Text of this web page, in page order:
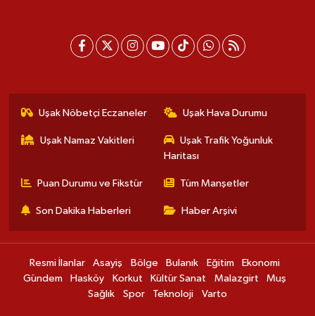
Uşak Nöbetçi Eczaneler Uşak Hava Durumu
Uşak Namaz Vakitleri
Uşak Trafik Yoğunluk
Haritası
Puan Durumu ve Fikstür Tüm Manşetler
Son Dakika Haberleri Haber Arşivi
Resmi İlanlar Asayiş Bölge Bulanık Eğitim
Ekonomi
Gündem
Hasköy Korkut Kültür Sanat Malazgirt
Muş
Sağlık
Spor Teknoloji Varto